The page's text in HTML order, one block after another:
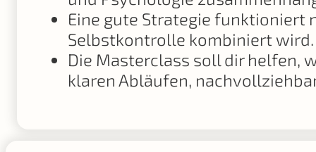
Eine gute Strategie funktioniert
Selbstkontrolle kombiniert wird.
Die Masterclass soll dir helfen,
klaren Abläufen,